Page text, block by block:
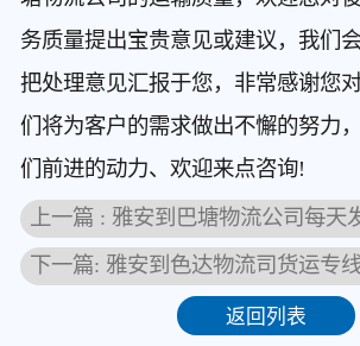
务质量提出宝贵意见或建议，我们
把处理意见汇报于您，非常感谢您
们将为客户的需求做出不懈的努力
们前进的动力、欢迎来点咨询!
上一篇 : 雅安到巴塘物流公司每天
下一篇: 雅安到色达物流司货运专
返回列表